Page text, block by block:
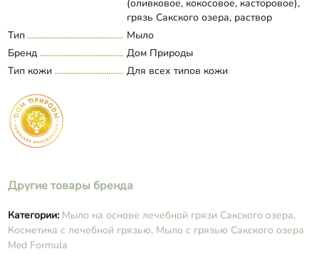
(оливковое, кокосовое, касторовое),
грязь Сакского озера, раствор
морской соли, экстракты кофе,
ламинарии; ​масла зародышей
пшеницы, персиковых косточек;
пчелиный воск, композиция эфирных
Развернуть состав
Тип
Мыло
Бренд
Дом Природы
Тип кожи
Для всех типов кожи
Другие товары бренда
Категории: Мыло на основе лечебной грязи Сакского озера,
Косметика с лечебной грязью, Мыло с грязью Сакского озера
Med Formula